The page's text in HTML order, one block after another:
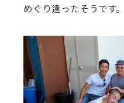
めぐり逢ったそうです。